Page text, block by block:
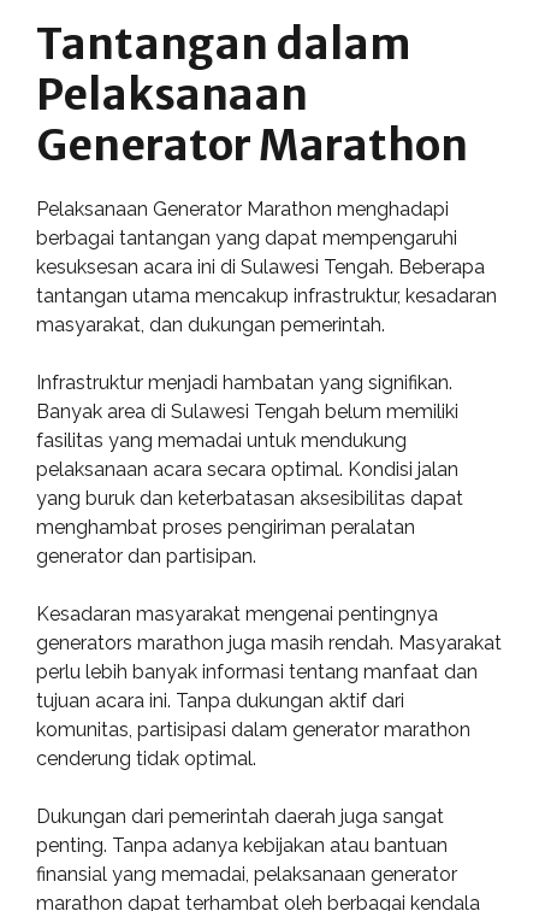
Tantangan dalam
Pelaksanaan
Generator Marathon
Pelaksanaan Generator Marathon menghadapi
berbagai tantangan yang dapat mempengaruhi
kesuksesan acara ini di Sulawesi Tengah. Beberapa
tantangan utama mencakup infrastruktur, kesadaran
masyarakat, dan dukungan pemerintah.
Infrastruktur menjadi hambatan yang signifikan.
Banyak area di Sulawesi Tengah belum memiliki
fasilitas yang memadai untuk mendukung
pelaksanaan acara secara optimal. Kondisi jalan
yang buruk dan keterbatasan aksesibilitas dapat
menghambat proses pengiriman peralatan
generator dan partisipan.
Kesadaran masyarakat mengenai pentingnya
generators marathon juga masih rendah. Masyarakat
perlu lebih banyak informasi tentang manfaat dan
tujuan acara ini. Tanpa dukungan aktif dari
komunitas, partisipasi dalam generator marathon
cenderung tidak optimal.
Dukungan dari pemerintah daerah juga sangat
penting. Tanpa adanya kebijakan atau bantuan
finansial yang memadai, pelaksanaan generator
marathon dapat terhambat oleh berbagai kendala